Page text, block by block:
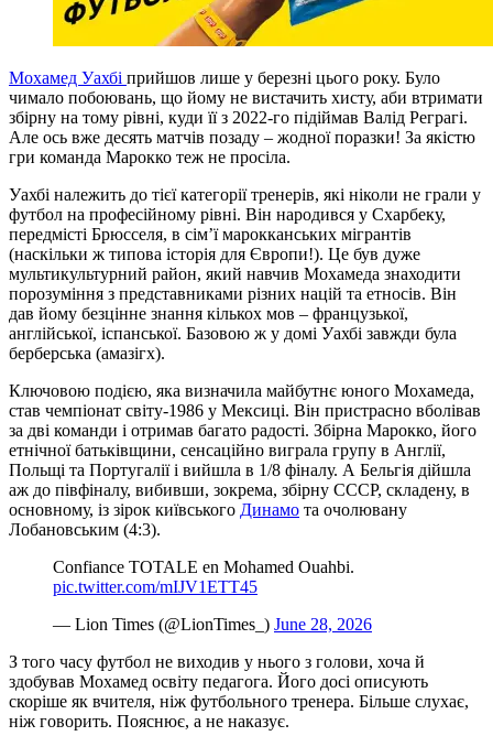
Мохамед Уахбі прийшов лише у березні цього року. Було
чимало побоювань, що йому не вистачить хисту, аби втримати
збірну на тому рівні, куди її з 2022-го підіймав Валід Реграгі.
Але ось вже десять матчів позаду – жодної поразки! За якістю
гри команда Марокко теж не просіла.
Уахбі належить до тієї категорії тренерів, які ніколи не грали у
футбол на професійному рівні. Він народився у Схарбеку,
передмісті Брюсселя, в сім’ї марокканських мігрантів
(наскільки ж типова історія для Європи!). Це був дуже
мультикультурний район, який навчив Мохамеда знаходити
порозуміння з представниками різних націй та етносів. Він
дав йому безцінне знання кількох мов – французької,
англійської, іспанської. Базовою ж у домі Уахбі завжди була
берберська (амазігх).
Ключовою подією, яка визначила майбутнє юного Мохамеда,
став чемпіонат світу-1986 у Мексиці. Він пристрасно вболівав
за дві команди і отримав багато радості. Збірна Марокко, його
етнічної батьківщини, сенсаційно виграла групу в Англії,
Польщі та Португалії і вийшла в 1/8 фіналу. А Бельгія дійшла
аж до півфіналу, вибивши, зокрема, збірну СССР, складену, в
основному, із зірок київського Динамо та очолювану
Лобановським (4:3).
Confiance TOTALE en Mohamed Ouahbi. ️
pic.twitter.com/mIJV1ETT45
— Lion Times (@LionTimes_) June 28, 2026
З того часу футбол не виходив у нього з голови, хоча й
здобував Мохамед освіту педагога. Його досі описують
скоріше як вчителя, ніж футбольного тренера. Більше слухає,
ніж говорить. Пояснює, а не наказує.